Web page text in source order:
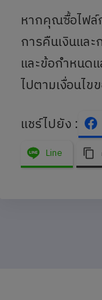
หากคุณซื้อไฟล์
การคืนเงินแล
และข้อกำหนดแ
ไปตามเงื่อนไข
แชร์ไปยัง :
Line